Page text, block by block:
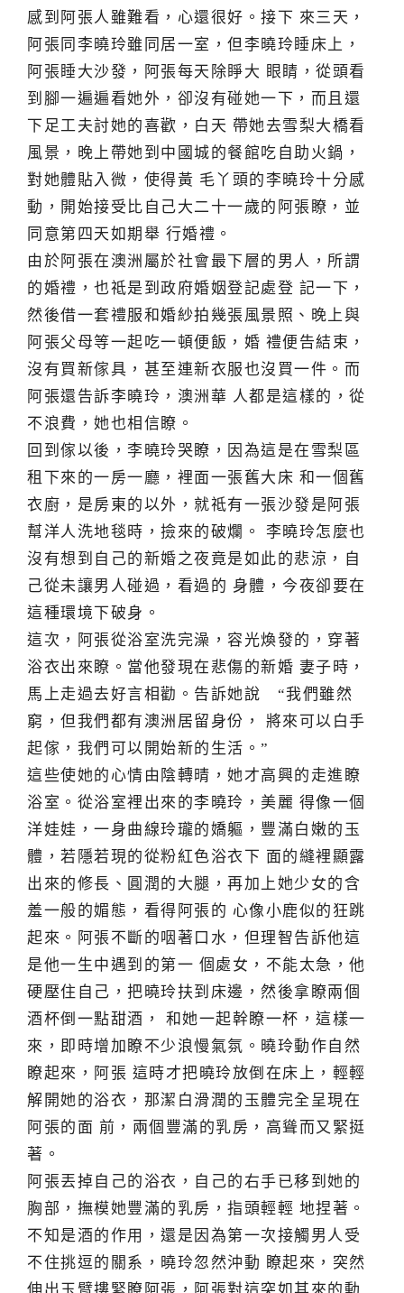
感到阿張人雖難看，心還很好。接下 來三天，
阿張同李曉玲雖同居一室，但李曉玲睡床上，
阿張睡大沙發，阿張每天除睜大 眼睛，從頭看
到腳一遍遍看她外，卻沒有碰她一下，而且還
下足工夫討她的喜歡，白天 帶她去雪梨大橋看
風景，晚上帶她到中國城的餐館吃自助火鍋，
對她體貼入微，使得黃 毛丫頭的李曉玲十分感
動，開始接受比自己大二十一歲的阿張瞭，並
同意第四天如期舉 行婚禮。
由於阿張在澳洲屬於社會最下層的男人，所謂
的婚禮，也祗是到政府婚姻登記處登 記一下，
然後借一套禮服和婚紗拍幾張風景照、晚上與
阿張父母等一起吃一頓便飯，婚 禮便告結束，
沒有買新傢具，甚至連新衣服也沒買一件。而
阿張還告訴李曉玲，澳洲華 人都是這樣的，從
不浪費，她也相信瞭。
回到傢以後，李曉玲哭瞭，因為這是在雪梨區
租下來的一房一廳，裡面一張舊大床 和一個舊
衣廚，是房東的以外，就祗有一張沙發是阿張
幫洋人洗地毯時，撿來的破爛。 李曉玲怎麼也
沒有想到自己的新婚之夜竟是如此的悲涼，自
己從未讓男人碰過，看過的 身體，今夜卻要在
這種環境下破身。
這次，阿張從浴室洗完澡，容光煥發的，穿著
浴衣出來瞭。當他發現在悲傷的新婚 妻子時，
馬上走過去好言相勸。告訴她說 “我們雖然
窮，但我們都有澳洲居留身份， 將來可以白手
起傢，我們可以開始新的生活。”
這些使她的心情由陰轉晴，她才高興的走進瞭
浴室。從浴室裡出來的李曉玲，美麗 得像一個
洋娃娃，一身曲線玲瓏的嬌軀，豐滿白嫩的玉
體，若隱若現的從粉紅色浴衣下 面的縫裡顯露
出來的修長、圓潤的大腿，再加上她少女的含
羞一般的媚態，看得阿張的 心像小鹿似的狂跳
起來。阿張不斷的咽著口水，但理智告訴他這
是他一生中遇到的第一 個處女，不能太急，他
硬壓住自己，把曉玲扶到床邊，然後拿瞭兩個
酒杯倒一點甜酒， 和她一起幹瞭一杯，這樣一
來，即時增加瞭不少浪慢氣氛。曉玲動作自然
瞭起來，阿張 這時才把曉玲放倒在床上，輕輕
解開她的浴衣，那潔白滑潤的玉體完全呈現在
阿張的面 前，兩個豐滿的乳房，高聳而又緊挺
著。
阿張丟掉自己的浴衣，自己的右手已移到她的
胸部，撫模她豐滿的乳房，指頭輕輕 地捏著。
不知是酒的作用，還是因為第一次接觸男人受
不住挑逗的關系，曉玲忽然沖動 瞭起來，突然
伸出玉臂摟緊瞭阿張，阿張對這突如其來的動